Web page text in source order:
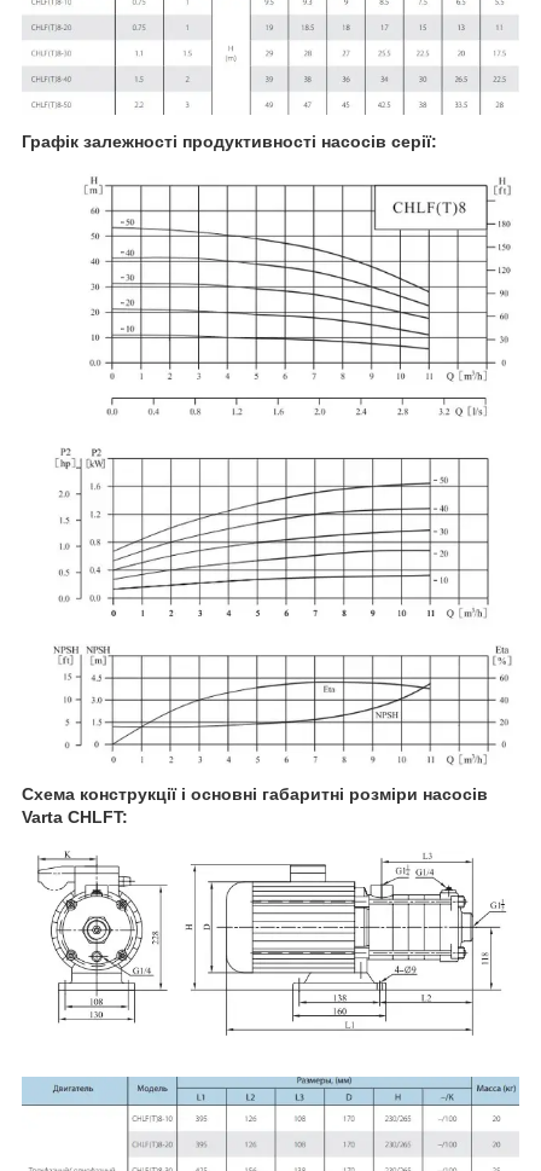
Графік залежності продуктивності насосів серії:
Схема конструкції і основні габаритні розміри насосів
Varta CHLFT: